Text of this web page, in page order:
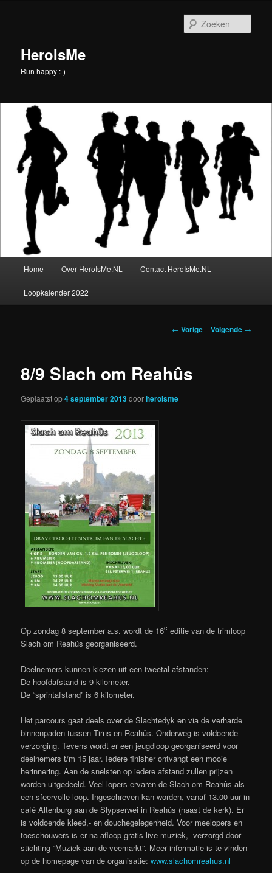
inhoudHeroIsMe
Run happy :-)
Home Over HeroIsMe.NL Contact HeroIsMe.NL
Loopkalender 2022
Berichtnavigatie
← Vorige Volgende →
8/9 Slach om Reahûs
Geplaatst op4 september 2013doorheroisme
Op zondag 8 september a.s. wordt de 16e editie van de trimloop
Slach om Reahûs georganiseerd.
Deelnemers kunnen kiezen uit een tweetal afstanden:
De hoofdafstand is 9 kilometer.
De “sprintafstand” is 6 kilometer.
Het parcours gaat deels over de Slachtedyk en via de verharde
binnenpaden tussen Tirns en Reahûs. Onderweg is voldoende
verzorging. Tevens wordt er een jeugdloop georganiseerd voor
deelnemers t/m 15 jaar. Iedere finisher ontvangt een mooie
herinnering. Aan de snelsten op iedere afstand zullen prijzen
worden uitgedeeld. Veel lopers ervaren de Slach om Reahûs als
een sfeervolle loop. Ingeschreven kan worden, vanaf 13.00 uur in
café Altenburg aan de Slypserwei in Reahûs (naast de kerk). Er
is voldoende kleed,- en douchegelegenheid. Voor meelopers en
toeschouwers is er na afloop gratis live-muziek, verzorgd door
stichting “Muziek aan de veemarkt”. Meer informatie is te vinden
op de homepage van de organisatie:www.slachomreahus.nl